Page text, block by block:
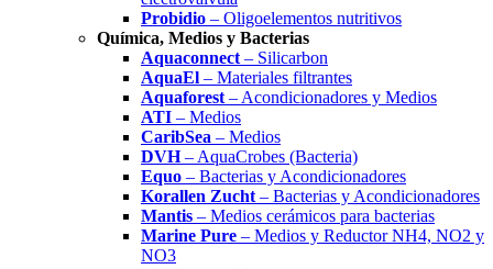
Probidio – Oligoelementos nutritivos
Química, Medios y Bacterias
Aquaconnect – Silicarbon
AquaEl – Materiales filtrantes
Aquaforest – Acondicionadores y Medios
ATI – Medios
CaribSea – Medios
DVH– AquaCrobes (Bacteria)
Equo – Bacterias y Acondicionadores
Korallen Zucht – Bacterias y Acondicionadores
Mantis – Medios cerámicos para bacterias
Marine Pure – Medios y Reductor NH4, NO2 y
NO3